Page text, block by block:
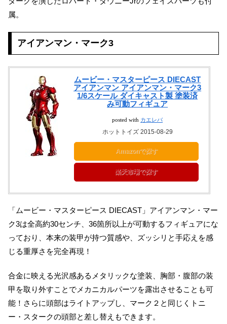
属。
アイアンマン・マーク3
ムービー・マスターピース DIECAST
アイアンマン アイアンマン・マーク3
1/6スケール ダイキャスト製 塗装済
み可動フィギュア
posted with カエレバ
ホットトイズ 2015-08-29
Amazonで探す
楽天市場で探す
「ムービー・マスターピース DIECAST」アイアンマン・マー
ク3は全高約30センチ、36箇所以上が可動するフィギュアにな
っており、本来の装甲が持つ質感や、ズッシリと手応えを感
じる重厚さを完全再現！
合金に映える光沢感あるメタリックな塗装、胸部・腹部の装
甲を取り外すことでメカニカルパーツを露出させることも可
能！さらに頭部はライトアップし、マーク２と同じくトニ
ー・スタークの頭部と差し替えもできます。